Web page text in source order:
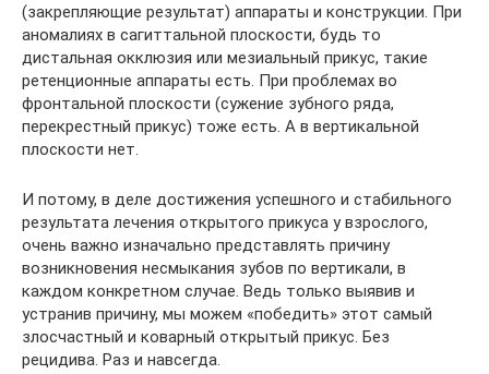
(закрепляющие результат) аппараты и конструкции. При
аномалиях в сагиттальной плоскости, будь то
дистальная окклюзия или мезиальный прикус, такие
ретенционные аппараты есть. При проблемах во
фронтальной плоскости (сужение зубного ряда,
перекрестный прикус) тоже есть. А в вертикальной
плоскости нет.
И потому, в деле достижения успешного и стабильного
результата лечения открытого прикуса у взрослого,
очень важно изначально представлять причину
возникновения несмыкания зубов по вертикали, в
каждом конкретном случае. Ведь только выявив и
устранив причину, мы можем «победить» этот самый
злосчастный и коварный открытый прикус. Без
рецидива. Раз и навсегда.